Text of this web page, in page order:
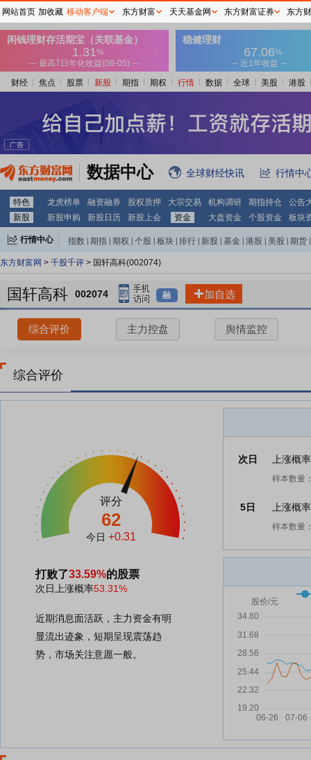
财经 焦点 股票 新股 期指 期权 行情 数据 全球 美股 港股
数据中心 全球财经快讯 行情中
特色 龙虎榜单 融资融券 股权质押 大宗交易 机构调研 期指持仓
公告
新股
新股申购 新股日历 新股上会 资金 大盘资金 个股资金 板块
行情中心 指数 期指 期权 个股 板块 排行 新股 基金 港股 美股 期货
东方财富网 > 千股千评 > 国轩高科(002074)
国轩高科 002074 融 加自选
综合评价 主力控盘 舆情监控
综合评价
评分
62
今日 +0.31
打败了33.59%的股票
次日上涨概率53.31%
近期消息面活跃，主力资金有明
显流出迹象，短期呈现震荡趋
势，市场关注意愿一般。
次日 上涨概
样本数量
5日 上涨概
样本数量
网站首页 加收藏 移动客户端 东方财富 天天基金网 东方财富证券 东方